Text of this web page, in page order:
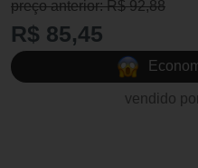
preço anterior: R$ 92,88
R$ 85,45
vendido